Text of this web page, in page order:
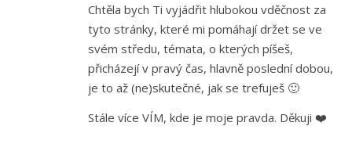
Chtěla bych Ti vyjádřit hlubokou vděčnost za
tyto stránky, které mi pomáhají držet se ve
svém středu, témata, o kterých píšeš,
přicházejí v pravý čas, hlavně poslední dobou,
je to až (ne)skutečné, jak se trefuješ 🙂
Stále více VÍM, kde je moje pravda. Děkuji ❤️